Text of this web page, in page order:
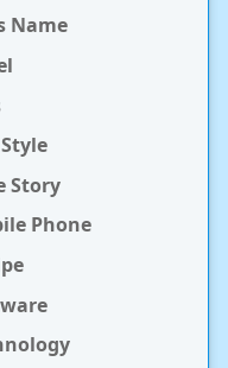
Name
Story
Phone